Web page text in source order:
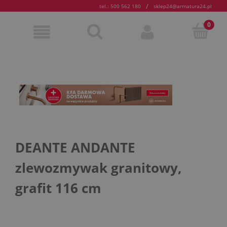
tel.: 500 562 180 / sklep24@armatura24.pl
DEANTE ANDANTE
zlewozmywak granitowy,
grafit 116 cm